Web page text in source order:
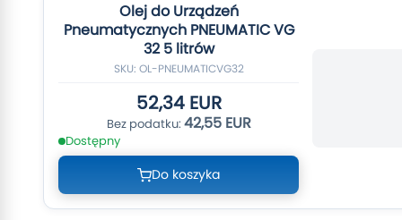
Olej do Urządzeń
Pneumatycznych PNEUMATIC VG
32 5 litrów
SKU: OL-PNEUMATICVG32
52,34 EUR
42,55 EUR
Dostępny
Do koszyka